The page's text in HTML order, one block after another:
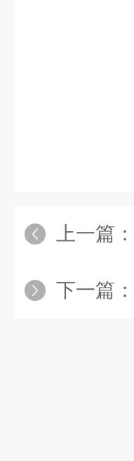
上一篇：
下一篇：